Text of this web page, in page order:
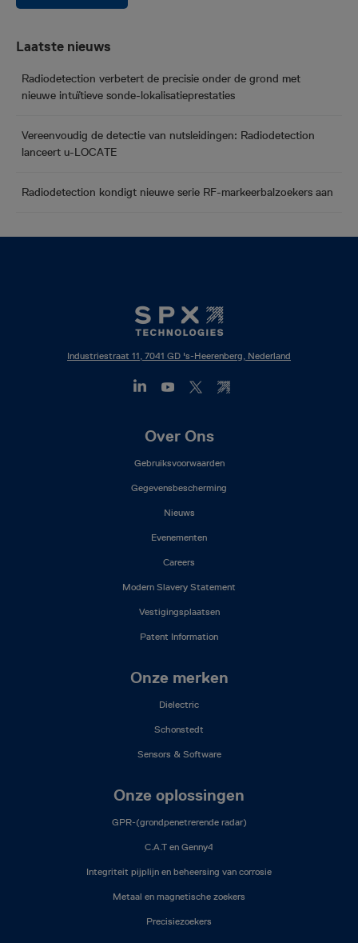
Laatste nieuws
Radiodetection verbetert de precisie onder de grond met
nieuwe intuïtieve sonde-lokalisatieprestaties
Vereenvoudig de detectie van nutsleidingen: Radiodetection
lanceert u-LOCATE
Radiodetection kondigt nieuwe serie RF-markeerbalzoekers aan
Industriestraat 11, 7041 GD 's-Heerenberg, Nederland
Over Ons
Gebruiksvoorwaarden
Gegevensbescherming
Nieuws
Evenementen
Careers
Modern Slavery Statement
Vestigingsplaatsen
Patent Information
Onze merken
Dielectric
Schonstedt
Sensors & Software
Onze oplossingen
GPR-(grondpenetrerende radar)
C.A.T en Genny4
Integriteit pijplijn en beheersing van corrosie
Metaal en magnetische zoekers
Precisiezoekers